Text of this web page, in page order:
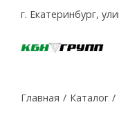
г. Екатеринбург,
Главная Каталог